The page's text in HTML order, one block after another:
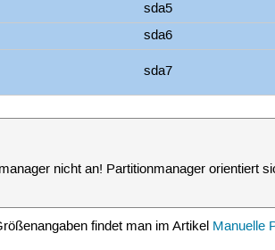
sda5
sda6
sda7
nicht an! Partitionmanager orientiert
findet man im Artikel Manuelle